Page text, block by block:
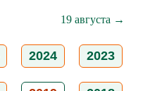
19 августа →
2024 2023